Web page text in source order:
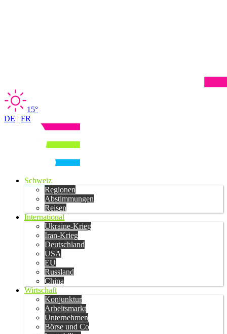
15°
DE | FR
Schweiz
Regionen
Abstimmungen
Reisen
International
Ukraine-Krieg
Iran-Krieg
Deutschland
USA
EU
Russland
China
Wirtschaft
Konjunktur
Arbeitsmarkt
Unternehmen
Börse und Co